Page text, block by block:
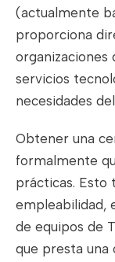
(actualmente
proporciona
organizaciones
servicios
necesidades
Obtener una
formalmente
prácticas. Esto
empleabilidad,
de equipos de
que presta una